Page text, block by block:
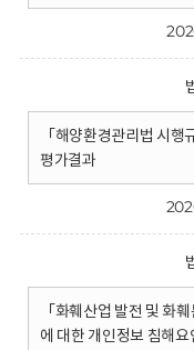
「해양환경관리법 시
평가결과
「화훼산업 발전 및 화
에 대한 개인정보 침해